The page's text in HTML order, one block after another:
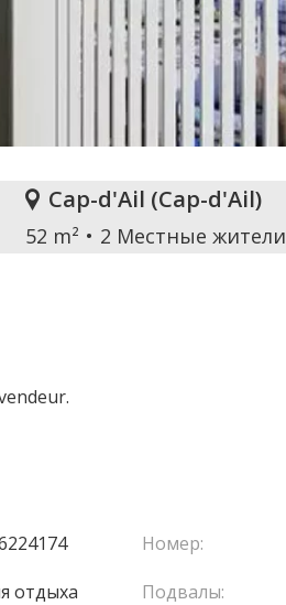
Cap-d'Ail (Cap-d'Ail)
52 m² 2 Местные жители
отдыха
Номер:
Подвалы: